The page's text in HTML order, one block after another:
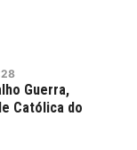
Guerra,
Católica do